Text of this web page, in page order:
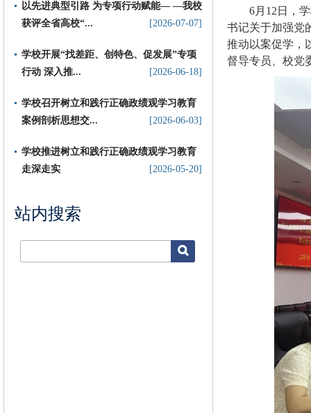
以先进典型引路 为专项行动赋能— —我校
获评全省高校“...
[2026-07-07]
​学校开展“找差距、创特色、促发展”专项
行动 深入推...
[2026-06-18]
学校召开树立和践行正确政绩观学习教育
案例剖析思想交...
[2026-06-03]
学校推进树立和践行正确政绩观学习教育
走深走实
[2026-05-20]
站内搜索
6月12日，
书记关于加强党
推动以案促学，
督导专员、校党